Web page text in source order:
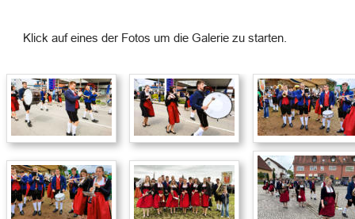
Klick auf eines der Fotos um die Galerie zu starten.